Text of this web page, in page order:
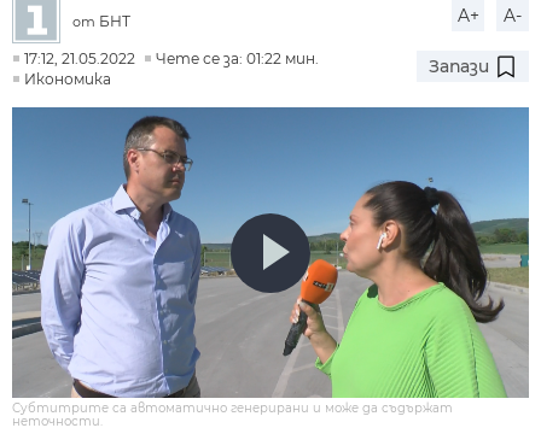
от БНТ A+ A-
17:12, 21.05.2022
Чете се за: 01:22 мин.
Икономика
Запази
Субтитрите са автоматично генерирани и може да съдържат
неточности.